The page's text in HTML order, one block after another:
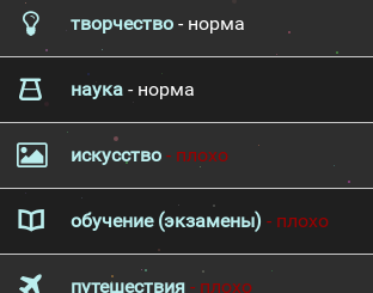
творчество - норма
наука - норма
искусство - плохо
обучение (экзамены) - плохо
путешествия - плохо